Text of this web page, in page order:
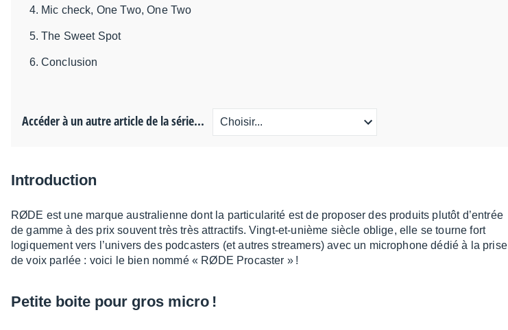
Mic check, One Two, One Two
The Sweet Spot
Conclusion
Accéder à un autre article de la série...
Intro­duc­tion
RØDE est une marque austra­lienne dont la parti­cu­la­rité est de propo­ser des produits plutôt d’en­trée
de gamme à des prix souvent très très attrac­tifs. Vingt-et-unième siècle oblige, elle se tourne fort
logique­ment vers l’uni­vers des podcas­ters (et autres strea­mers) avec un micro­phone dédié à la prise
de voix parlée : voici le bien nommé « RØDE Procas­ter » !
Petite boite pour gros micro !